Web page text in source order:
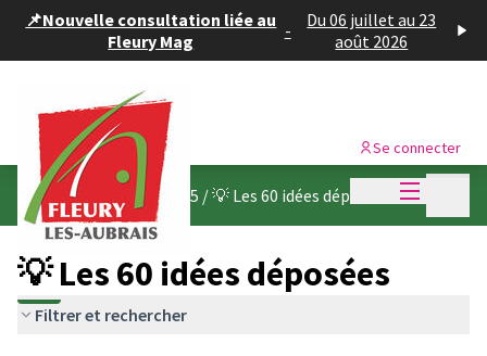
📌Nouvelle consultation liée au
Fleury Mag
-
Du 06 juillet au 23
août 2026
Menu
Se connecter
Budget participatif 2025 /💡 Les 60 idées déposées
💡 Les 60 idées déposées
Filtrer et rechercher
Panneau de gestion des cookies